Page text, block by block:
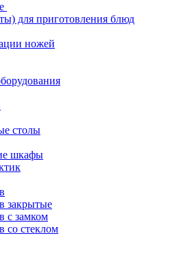
для приготовления блюд
ножей
столы
шкафы
закрытые
с замком
со стеклом